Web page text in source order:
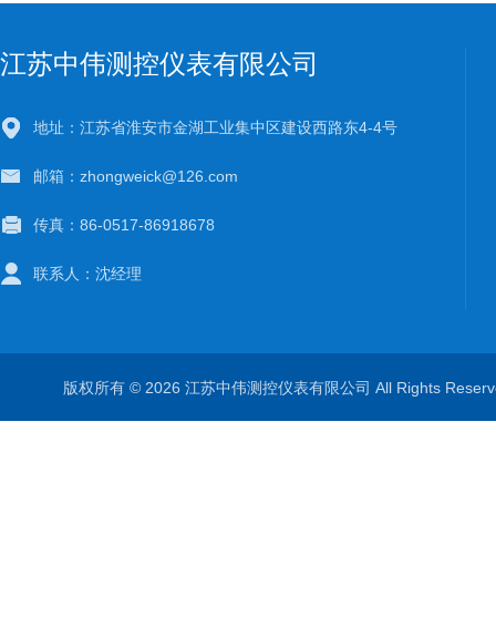
江苏中伟测控仪表有限公司
地址：江苏省淮安市金湖工业集中区建设西路东4-4号
邮箱：zhongweick@126.com
传真：86-0517-86918678
联系人：沈经理
版权所有 © 2026 江苏中伟测控仪表有限公司 All Rights